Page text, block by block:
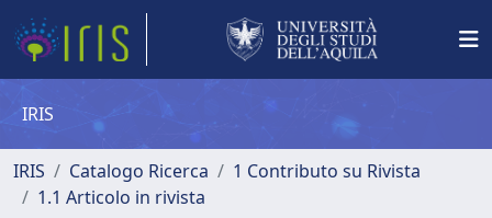
IRIS
IRIS Catalogo Ricerca
1 Contributo su Rivista
1.1 Articolo in rivista